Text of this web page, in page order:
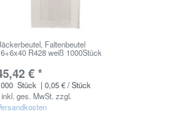
Faltenbeutel
R428 weiß 1000Stück
€ *
Stück | 0,05 € / Stück
inkl. ges. MwSt. zzgl.